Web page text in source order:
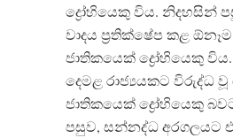
ද්‍රෝහියෙකු විය. නිදහසින්
වාදය ප්‍රතික්ෂේප කළ
ජාතිකයෙක් ද්‍රෝහියෙකු
දෙමළ රාජ්‍යයකට විරුද්ධ වූ
ජාතිකයෙක් ද්‍රෝහියෙකු
පසුව, සන්නද්ධ අරගලයට